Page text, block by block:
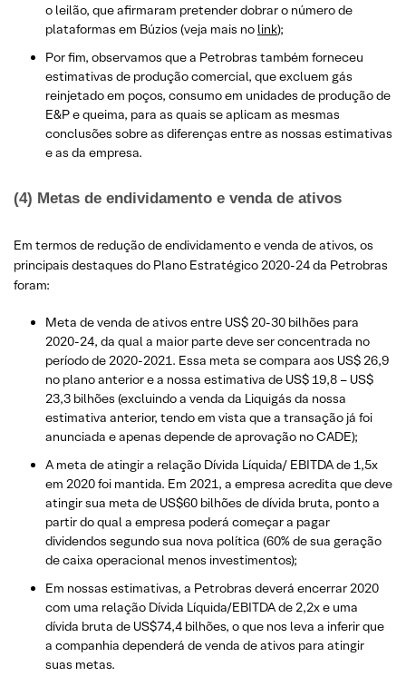
o leilão, que afirmaram pretender dobrar o número de
plataformas em Búzios (veja mais no link);
Por fim, observamos que a Petrobras também forneceu
estimativas de produção comercial, que excluem gás
reinjetado em poços, consumo em unidades de produção de
E&P e queima, para as quais se aplicam as mesmas
conclusões sobre as diferenças entre as nossas estimativas
e as da empresa.
(4) Metas de endividamento e venda de ativos
Em termos de redução de endividamento e venda de ativos, os
principais destaques do Plano Estratégico 2020-24 da Petrobras
foram:
Meta de venda de ativos entre US$ 20-30 bilhões para
2020-24, da qual a maior parte deve ser concentrada no
período de 2020-2021. Essa meta se compara aos US$ 26,9
no plano anterior e a nossa estimativa de US$ 19,8 – US$
23,3 bilhões (excluindo a venda da Liquigás da nossa
estimativa anterior, tendo em vista que a transação já foi
anunciada e apenas depende de aprovação no CADE);
A meta de atingir a relação Dívida Líquida/ EBITDA de 1,5x
em 2020 foi mantida. Em 2021, a empresa acredita que deve
atingir sua meta de US$60 bilhões de dívida bruta, ponto a
partir do qual a empresa poderá começar a pagar
dividendos segundo sua nova política (60% de sua geração
de caixa operacional menos investimentos);
Em nossas estimativas, a Petrobras deverá encerrar 2020
com uma relação Dívida Líquida/EBITDA de 2,2x e uma
dívida bruta de US$74,4 bilhões, o que nos leva a inferir que
a companhia dependerá de venda de ativos para atingir
suas metas.